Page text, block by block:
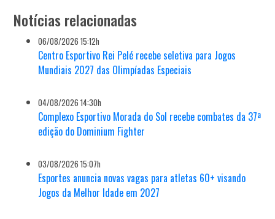
Notícias relacionadas
06/08/2026 15:12h
Centro Esportivo Rei Pelé recebe seletiva para Jogos
Mundiais 2027 das Olimpíadas Especiais
04/08/2026 14:30h
Complexo Esportivo Morada do Sol recebe combates da 37ª
edição do Dominium Fighter
03/08/2026 15:07h
Esportes anuncia novas vagas para atletas 60+ visando
Jogos da Melhor Idade em 2027